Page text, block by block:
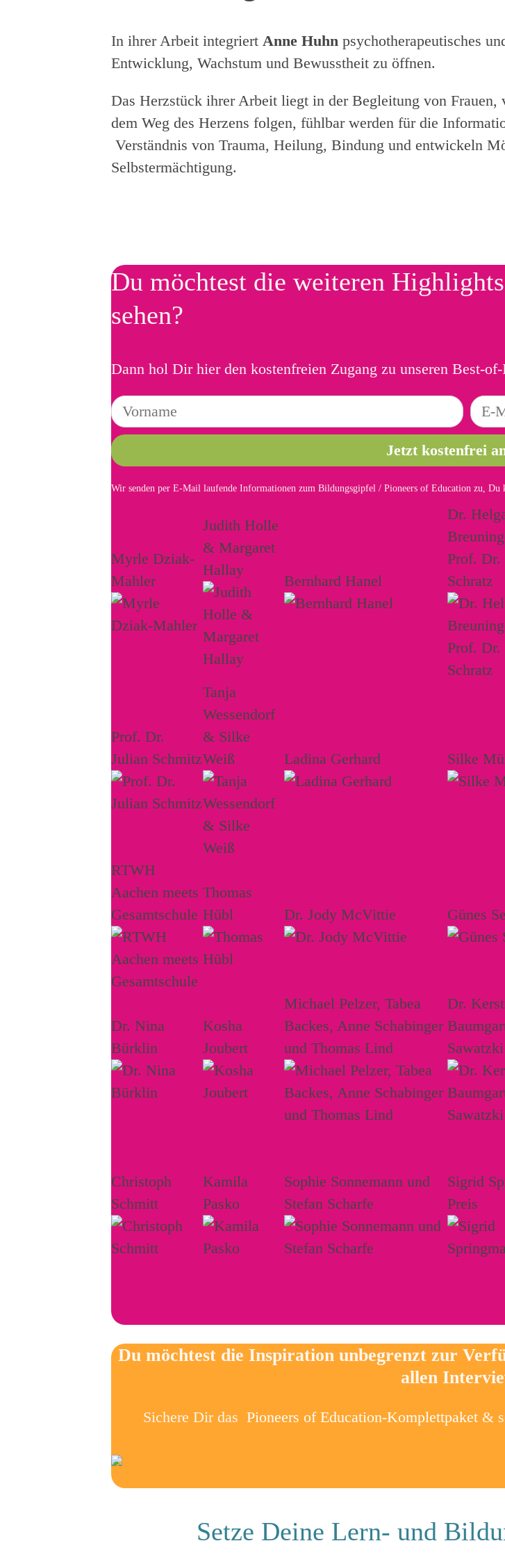
In ihrer Arbeit integriert Anne Huhn psychotherapeutisches
Entwicklung, Wachstum und Bewusstheit zu öffnen.
Das Herzstück ihrer Arbeit liegt in der Begleitung von
dem Weg des Herzens folgen, fühlbar werden für die
Verständnis von Trauma, Heilung, Bindung und entwickeln
Selbstermächtigung.
Du möchtest die weiteren
sehen?
Dann hol Dir hier den kostenfreien Zugang zu unseren Best-
Wir senden per E-Mail laufende Informationen zum Bildungsgipfel / Pioneers of Education zu, Du
Myrle Dziak-
Mahler
Judith Holle
& Margaret
Hallay
Bernhard Hanel
Dr.
Prof.
Schratz
Prof. Dr.
Julian Schmitz
Tanja
Wessendorf
& Silke
Weiß
Ladina Gerhard Silke
RTWH
Aachen meets
Gesamtschule
Thomas
Hübl
Dr. Jody McVittie Günes
Dr. Nina
Bürklin
Kosha
Joubert
Michael Pelzer, Tabea
Backes, Anne Schabinger
und Thomas Lind
Dr.
Sawatzki
Christoph
Schmitt
Kamila
Pasko
Sophie Sonnemann und
Stefan Scharfe
Sigrid
Preis
Du möchtest die Inspiration unbegrenzt zur
allen
Sichere Dir das Pioneers of Education-Komplettpaket &
Setze Deine Lern- und